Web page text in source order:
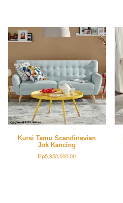
Kursi Tamu Scandinavian
Jok Kancing
Rp5,950,000.00